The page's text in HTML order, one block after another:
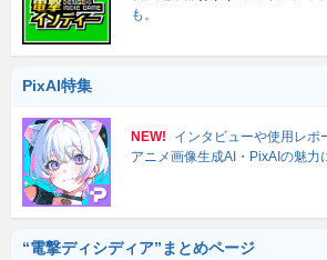
も。
PixAI特集
NEW!
インタビューや使用レポ
アニメ画像生成AI・PixAIの魅力
“電撃ディシディア”まとめページ